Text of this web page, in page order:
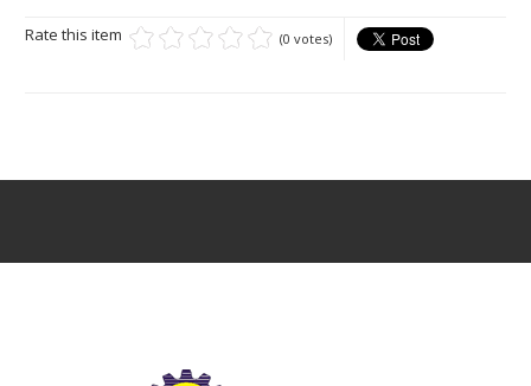
Rate this item (0 votes)